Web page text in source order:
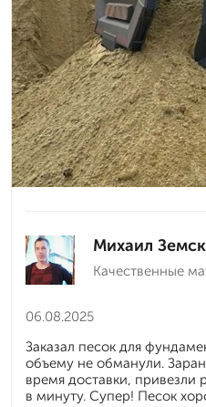
Михаил
Качественные
06.08.2025
Заказал песок для
объему не обманули.
время доставки,
в минуту. Супер! Песок